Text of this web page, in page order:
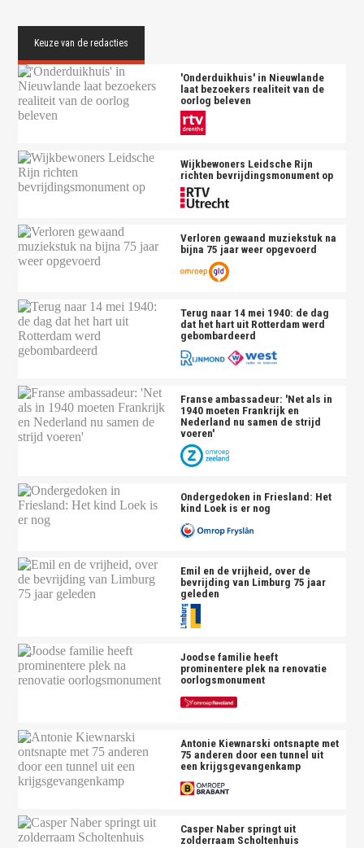
'Onderduikhuis' in Nieuwlande
laat bezoekers realiteit van de
oorlog beleven
Wijkbewoners Leidsche Rijn
richten bevrijdingsmonument op
Verloren gewaand muziekstuk na
bijna 75 jaar weer opgevoerd
Terug naar 14 mei 1940: de dag
dat het hart uit Rotterdam werd
gebombardeerd
Franse ambassadeur: 'Net als in
1940 moeten Frankrijk en
Nederland nu samen de strijd
voeren'
Ondergedoken in Friesland: Het
kind Loek is er nog
Emil en de vrijheid, over de
bevrijding van Limburg 75 jaar
geleden
Joodse familie heeft
prominentere plek na renovatie
oorlogsmonument
Antonie Kiewnarski ontsnapte met
75 anderen door een tunnel uit
een krijgsgevangenkamp
Casper Naber springt uit
zolderraam Scholtenhuis